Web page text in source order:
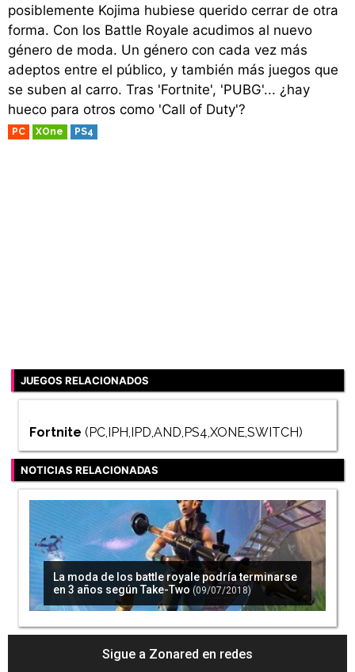
posiblemente Kojima hubiese querido cerrar de otra
forma. Con los Battle Royale acudimos al nuevo
género de moda. Un género con cada vez más
adeptos entre el público, y también más juegos que
se suben al carro. Tras 'Fortnite', 'PUBG'... ¿hay
hueco para otros como 'Call of Duty'?
PC XOne PS4
JUEGOS RELACIONADOS
Fortnite (PC,IPH,IPD,AND,PS4,XONE,SWITCH)
NOTICIAS RELACIONADAS
La moda de los battle royale podría terminarse
en 3 años según Take-Two (09/07/2018)
Sigue a Zonared en redes